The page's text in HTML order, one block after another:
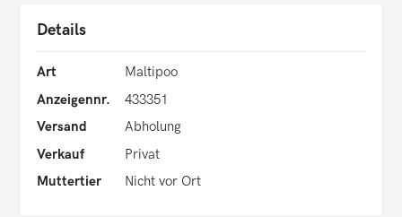
Details
Art
Maltipoo
Anzeigennr.
433351
Versand
Abholung
Verkauf
Privat
Muttertier
Nicht vor Ort